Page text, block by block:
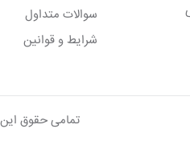
سوالات متداول
شرایط و قوانین
تمامی حقوق